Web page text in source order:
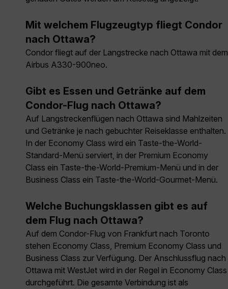
Mit welchem Flugzeugtyp fliegt Condor
nach Ottawa?
Condor fliegt auf der Langstrecke nach Ottawa mit dem
Airbus A330-900neo.
Gibt es Essen und Getränke auf dem
Condor-Flug nach Ottawa?
Auf Langstreckenflügen nach Ottawa sind Mahlzeiten
und Getränke je nach gebuchter Reiseklasse enthalten.
In der Economy Class wird ein Taste-the-World-
Standard-Menü serviert, in der Premium Economy
Class ein Taste-the-World-Premium-Menü und in der
Business Class ein Taste-the-World-Gourmet-Menü.
Welche Buchungsklassen gibt es auf
dem Flug nach Ottawa?
Auf dem Condor-Flug von Frankfurt nach Toronto
stehen Economy Class, Premium Economy Class und
Business Class zur Verfügung. Der Anschlussflug nach
Ottawa mit WestJet wird in der Regel in Economy Class
durchgeführt. Die gesamte Verbindung ist als